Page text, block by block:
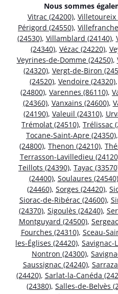
Nous sommes
Vitrac (24200), Villetoureix
Périgord (24550),
(24530), Villamblard (24140),
(24340), Vézac (24220),
Veyrines-de-Domme (24250),
(24320), Vergt-de-Biron
(24520), Vendoire (24320),
(24800), Varennes (86110),
(24360), Vanxains (24600),
(24190), Valeuil (24310),
Trémolat (24510), Trélissac
Tocane-Saint-Apre (24350),
(24800), Thenon (24210),
Terrasson-Lavilledieu
Teillots (24390), Tayac
(24400), Soulaures (24540)
(24460), Sorges (24420),
Siorac-de-Ribérac (24600),
(24370), Sigoulès (24240),
Montguyard (24500),
Fourches (24310), Sceau-
les-Églises (24420), Savignac-
Nontron (24300),
Saussignac (24240),
(24420), Sarlat-la-Canéda
(24380), Salles-de-Belvès